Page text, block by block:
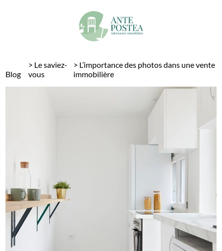
Blog
> Le saviez-
vous
> L’importance des photos dans une vente
immobilière